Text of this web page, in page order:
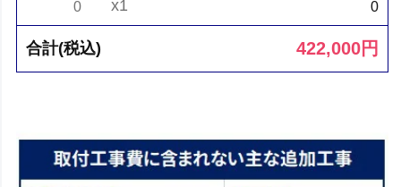
0 x1 0
合計(税込) 422,000円